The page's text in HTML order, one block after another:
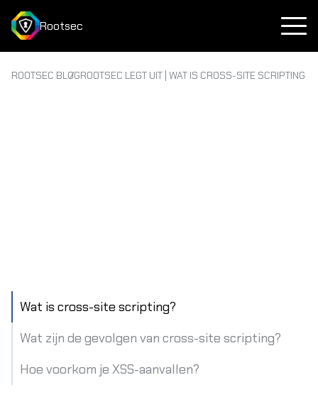
Rootsec
ROOTSEC BLOGROOTSEC LEGT UIT | WAT IS CROSS-SITE SCRIPTING
Wat is cross-site scripting?
Wat zijn de gevolgen van cross-site scripting?
Hoe voorkom je XSS-aanvallen?